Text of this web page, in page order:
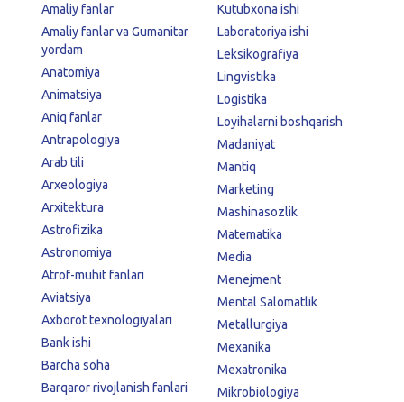
Amaliy fanlar
Amaliy fanlar va Gumanitar
yordam
Anatomiya
Animatsiya
Aniq fanlar
Antrapologiya
Arab tili
Arxeologiya
Arxitektura
Astrofizika
Astronomiya
Atrof-muhit fanlari
Aviatsiya
Axborot texnologiyalari
Bank ishi
Barcha soha
Barqaror rivojlanish fanlari
Kutubxona ishi
Laboratoriya ishi
Leksikografiya
Lingvistika
Logistika
Loyihalarni boshqarish
Madaniyat
Mantiq
Marketing
Mashinasozlik
Matematika
Media
Menejment
Mental Salomatlik
Metallurgiya
Mexanika
Mexatronika
Mikrobiologiya